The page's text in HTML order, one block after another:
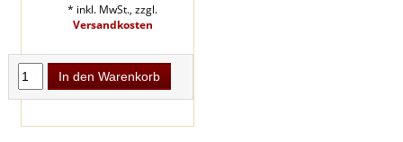
* inkl. MwSt., zzgl.
Versandkosten
In den Warenkorb